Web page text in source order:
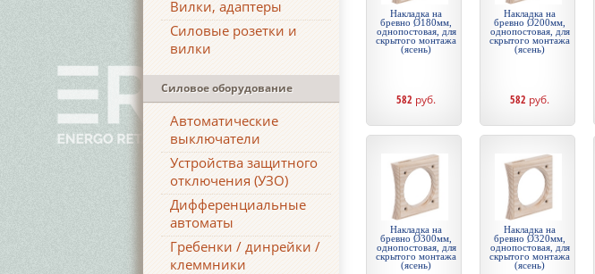
Вилки, адаптеры
Силовые розетки и
вилки
Силовое оборудование
Автоматические
выключатели
Устройства защитного
отключения (УЗО)
Дифференциальные
автоматы
Гребенки / динрейки /
клеммники
Накладка на
бревно Ø180мм,
однопостовая, для
скрытого монтажа
(ясень)
582 руб.
Накладка на
бревно Ø200мм,
однопостовая, для
скрытого монтажа
(ясень)
582 руб.
Накладка на
бревно Ø300мм,
однопостовая, для
скрытого монтажа
(ясень)
Накладка на
бревно Ø320мм,
однопостовая, для
скрытого монтажа
(ясень)